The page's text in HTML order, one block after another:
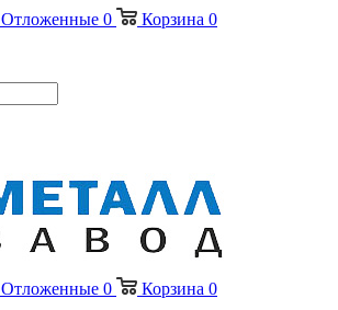
Отложенные 0 Корзина 0
Отложенные 0 Корзина 0